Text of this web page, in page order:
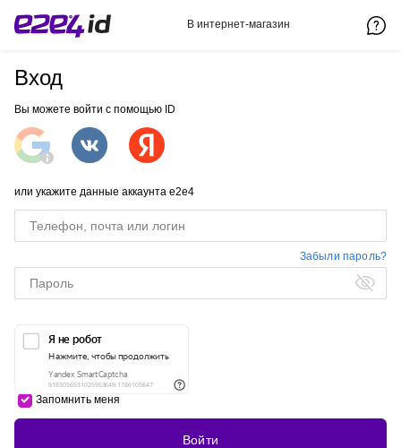
В интернет-магазин
Вход
Вы можете войти с помощью ID
или укажите данные аккаунта e2e4
Забыли пароль?
Запомнить меня
Войти